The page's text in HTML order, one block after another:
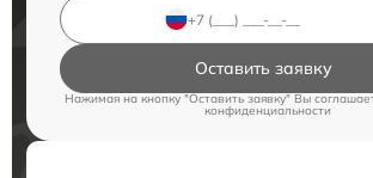
Оставить заявку
Нажимая на кнопку "Оставить заявку" Вы
конфиденциальности